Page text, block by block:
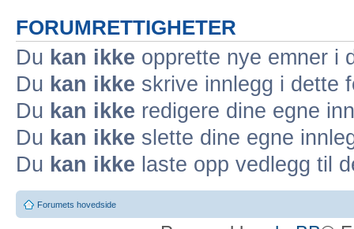
FORUMRETTIGHETER
Du kan ikke opprette nye emner i
Du kan ikke skrive innlegg i dette
Du kan ikke redigere dine egne
Du kan ikke slette dine egne
Du kan ikke laste opp vedlegg til
Forumets hovedside